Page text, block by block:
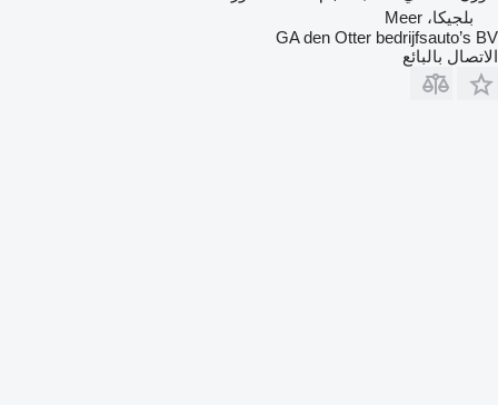
بلجيكا، Meer
GA den Otter bedrijfsauto’s BV
الاتصال بالبائع